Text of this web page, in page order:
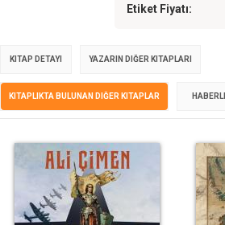
Etiket Fiyatı:
KITAP DETAYI YAZARIN DIĞER KITAPLARI
KITAPLIKTA BULUNAN DIĞER KITAPLAR